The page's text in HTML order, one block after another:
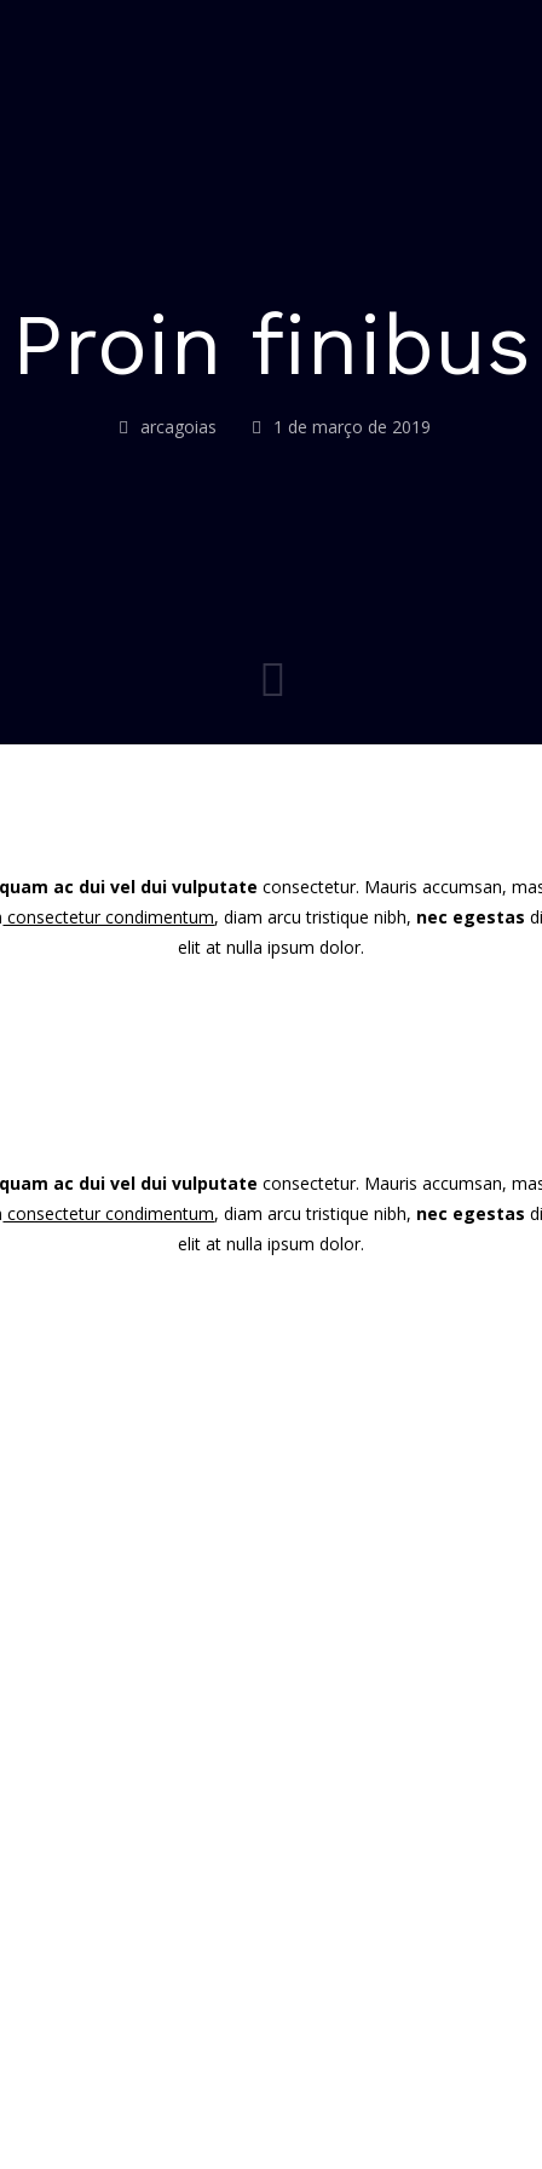
Proin finibus
arcagoias 1 de março de 2019
ac dui vel dui vulputateconsectetur. Mauris accumsan,
consectetur condimentum, diam arcu tristique nibh, nec egestas
elit at nulla ipsum dolor.
ac dui vel dui vulputateconsectetur. Mauris accumsan,
consectetur condimentum, diam arcu tristique nibh, nec egestas
elit at nulla ipsum dolor.